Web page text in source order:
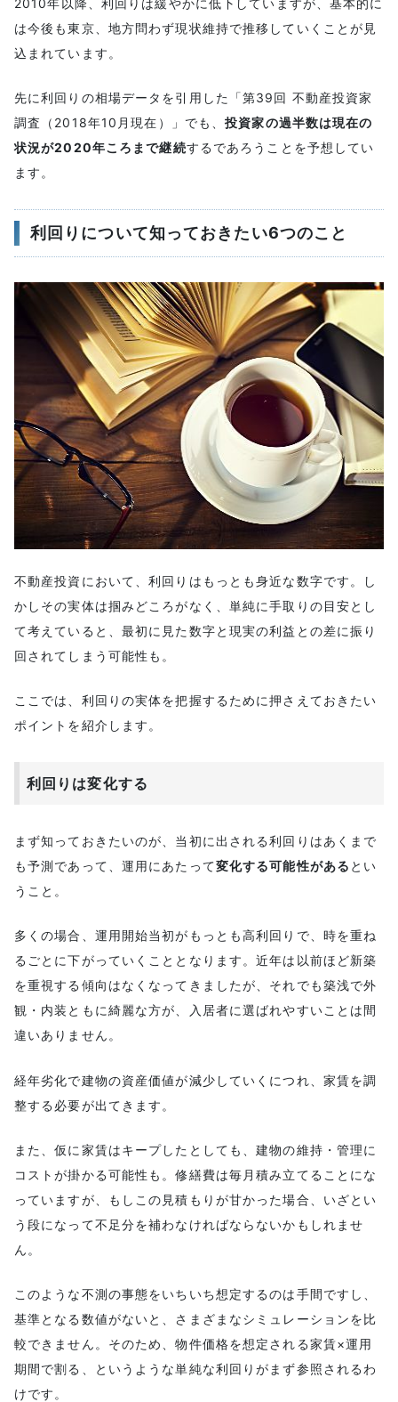
2010年以降、利回りは緩やかに低下していますが、基本的に
は今後も東京、地方問わず現状維持で推移していくことが見
込まれています。
先に利回りの相場データを引用した「第39回 不動産投資家
調査（2018年10月現在）」でも、投資家の過半数は現在の
状況が2020年ころまで継続するであろうことを予想してい
ます。
利回りについて知っておきたい6つのこと
不動産投資において、利回りはもっとも身近な数字です。し
かしその実体は掴みどころがなく、単純に手取りの目安とし
て考えていると、最初に見た数字と現実の利益との差に振り
回されてしまう可能性も。
ここでは、利回りの実体を把握するために押さえておきたい
ポイントを紹介します。
利回りは変化する
まず知っておきたいのが、当初に出される利回りはあくまで
も予測であって、運用にあたって変化する可能性がある とい
うこと。
多くの場合、運用開始当初がもっとも高利回りで、時を重ね
るごとに下がっていくこととなります。近年は以前ほど新築
を重視する傾向はなくなってきましたが、それでも築浅で外
観・内装ともに綺麗な方が、入居者に選ばれやすいことは間
違いありません。
経年劣化で建物の資産価値が減少していくにつれ、家賃を調
整する必要が出てきます。
また、仮に家賃はキープしたとしても、建物の維持・管理に
コストが掛かる可能性も。修繕費は毎月積み立てることにな
っていますが、もしこの見積もりが甘かった場合、いざとい
う段になって不足分を補わなければならないかもしれませ
ん。
このような不測の事態をいちいち想定するのは手間ですし、
基準となる数値がないと、さまざまなシミュレーションを比
較できません。そのため、物件価格を想定される家賃×運用
期間で割る、というような単純な利回りがまず参照されるわ
けです。